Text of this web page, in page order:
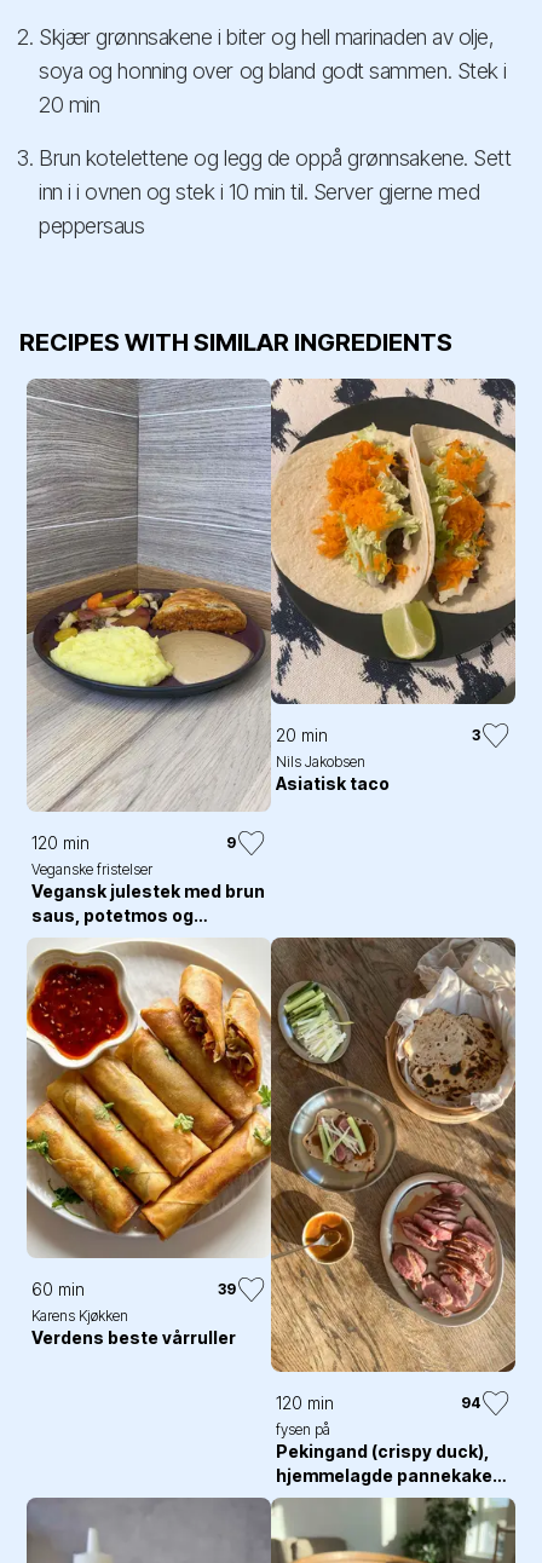
Skjær grønnsakene i biter og hell marinaden av olje,
soya og honning over og bland godt sammen. Stek i
20 min
Brun kotelettene og legg de oppå grønnsakene. Sett
inn i i ovnen og stek i 10 min til. Server gjerne med
peppersaus
RECIPES WITH SIMILAR INGREDIENTS
120 min
9
Veganske fristelser
Vegansk julestek med brun
saus, potetmos og
ovnsbakte grønnsaker
20 min
3
Nils Jakobsen
Asiatisk taco
60 min
39
Karens Kjøkken
Verdens beste vårruller
120 min
94
fysen på
Pekingand (crispy duck),
hjemmelagde pannekaker
og hoisin